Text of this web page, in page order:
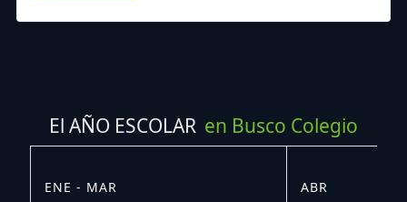
El AÑO ESCOLAR en Busco Colegio
ENE - MAR ABR